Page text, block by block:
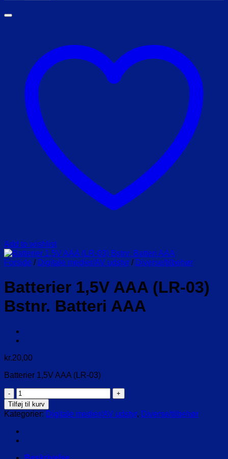
Add to wishlist
Forside / Digitale medier/AV udstyr / Diverse/tilbehør
Batterier 1,5V AAA (LR-03)
Bstnr. Batteri AAA
kr.20,00
Batterier 1,5V AAA (LR-03)
Batterier
1,5V
AAA
(LR-
03)
Bstnr.
AAA
Tilføj til kurv
Kategorier: Digitale medier/AV udstyr, Diverse/tilbehør